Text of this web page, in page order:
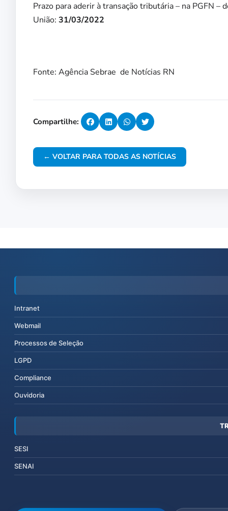
Prazo para aderir à transação tributária – na PGFN
União: 31/03/2022
Fonte: Agência Sebrae de Notícias RN
Compartilhe:
← VOLTAR PARA TODAS AS NOTÍCIAS
Intranet
Webmail
Processos de Seleção
LGPD
Compliance
Ouvidoria
SESI
SENAI